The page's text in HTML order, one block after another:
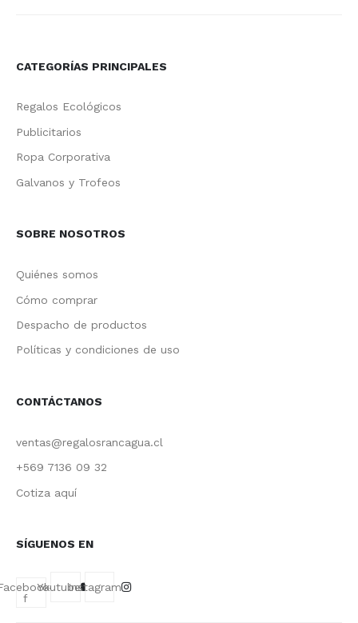
CATEGORÍAS PRINCIPALES
Regalos Ecológicos
Publicitarios
Ropa Corporativa
Galvanos y Trofeos
SOBRE NOSOTROS
Quiénes somos
Cómo comprar
Despacho de productos
Políticas y condiciones de uso
CONTÁCTANOS
ventas@regalosrancagua.cl
+569 7136 09 32
Cotiza aquí
SÍGUENOS EN
f
YoutubeInstagram